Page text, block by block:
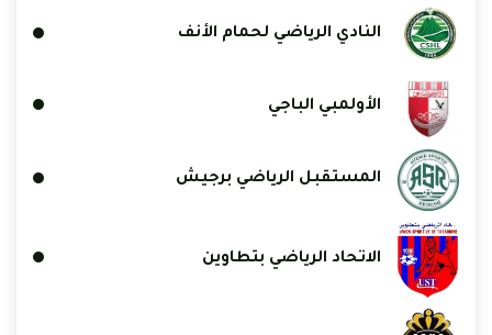
النادي الرياضي لحمام الأنف
الأولمبي الباجي
المستقبل الرياضي برجيش
الاتحاد الرياضي بتطاوين